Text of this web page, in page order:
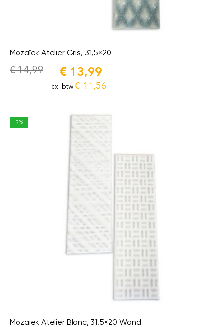
Mozaïek Atelier Gris, 31,5×20
€14,99 € 13,99
ex. btw € 11,56
-7%
Mozaïek Atelier Blanc, 31,5×20 Wand